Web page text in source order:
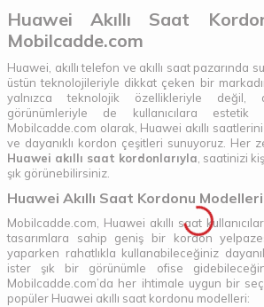
Huawei Akıllı Saat
Mobilcadde.com
Huawei, akıllı telefon ve akıllı saat pazarında
üstün teknolojileriyle dikkat çeken bir
yalnızca teknolojik özellikleriyle değil,
görünümleriyle de kullanıcılara
Mobilcadde.com olarak, Huawei akıllı
ve dayanıklı kordon çeşitleri sunuyoruz. Her
Huawei akıllı saat kordonlarıyla, saatinizi
şık görünebilirsiniz.
Huawei Akıllı Saat Kordonu Modelleri
Mobilcadde.com, Huawei akıllı saat
tasarımlara sahip geniş bir kordon
yaparken rahatlıkla kullanabileceğiniz
ister şık bir görünümle ofise
Mobilcadde.com’da her ihtimale uygun bir
popüler Huawei akıllı saat kordonu modelleri: